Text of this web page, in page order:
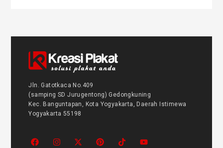
Jln. Gatotkaca No.409
(samping SD Jurugentong) Gedongkuning
Kec. Banguntapan, Kota Yogyakarta, Daerah Istimewa
Yogyakarta 55198